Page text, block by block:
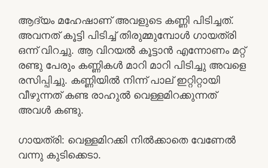
ആദ്യം മഹേഷാണ് അവളുടെ കണ്ണി പിടിച്ചത്.
അവനത് കൂട്ടി പിടിച്ച് തിരുമ്മുമ്പോൾ ഗായത്രി
ഒന്ന് വിറച്ചു. ആ വിറയൽ കൂട്ടാൻ എന്നോണം മറ്റ്
രണ്ടു പേരും കണ്ണികൾ മാറി മാറി പിടിച്ചു അവളെ
രസിപ്പിച്ചു. കണ്ണിയിൽ നിന്ന് പാല് ഇറ്റിറ്റായി
വീഴുന്നത് കണ്ട രാഹുൽ വെള്ളമിറക്കുന്നത്
അവൾ കണ്ടു.
ഗായത്രി: വെള്ളമിറക്കി നിൽക്കാതെ വേണേൽ
വന്നു കുടിക്കെടാ.